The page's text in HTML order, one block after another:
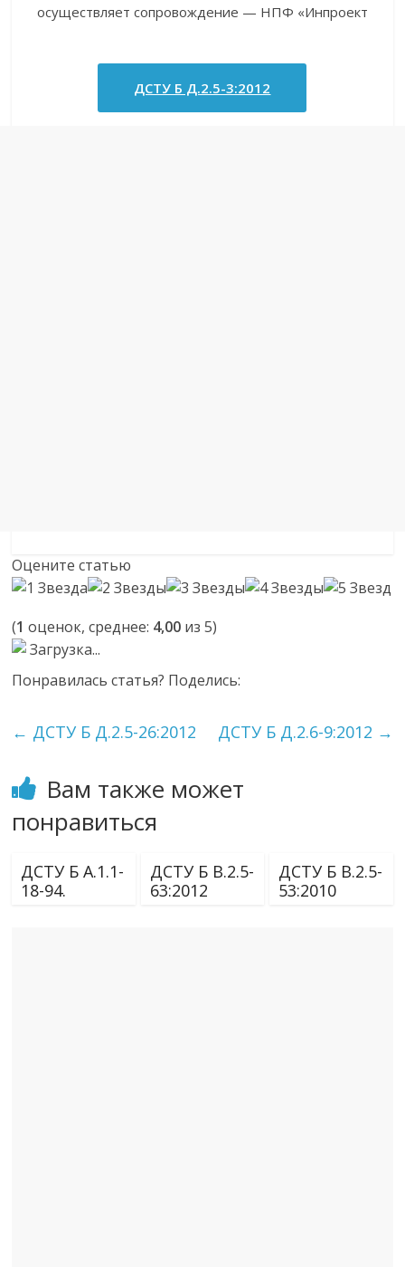
осуществляет сопровождение — НПФ «Инпроект
ДСТУ Б Д.2.5-3:2012
Оцените статью
(1 оценок, среднее: 4,00 из 5)
Загрузка...
Понравилась статья? Поделись:
← ДСТУ Б Д.2.5-26:2012 ДСТУ Б Д.2.6-9:2012 →
Вам также может
понравиться
ДСТУ Б А.1.1-
18-94.
ДСТУ Б В.2.5-
63:2012
ДСТУ Б В.2.5-
53:2010